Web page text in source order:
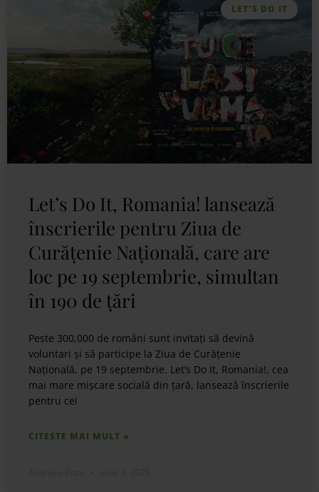
LET'S DO IT
Let’s Do It, Romania! lansează
înscrierile pentru Ziua de
Curățenie Națională, care are
loc pe 19 septembrie, simultan
în 190 de țări
Peste 300,000 de români sunt invitați să devină
voluntari și să participe la Ziua de Curățenie
Națională, pe 19 septembrie. Let’s Do It, Romania!, cea
mai mare mișcare socială din țară, lansează înscrierile
pentru cei
CITESTE MAI MULT »